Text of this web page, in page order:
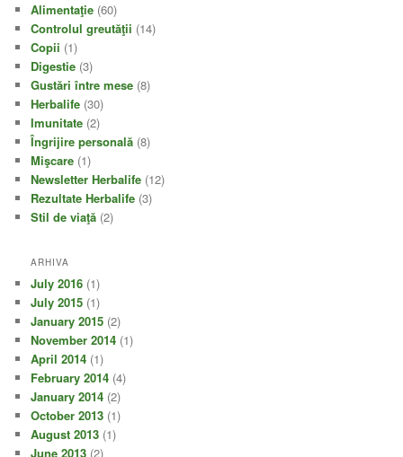
Alimentaţie (60)
Controlul greutăţii (14)
Copii (1)
Digestie (3)
Gustări între mese (8)
Herbalife (30)
Imunitate (2)
Îngrijire personală (8)
Mişcare (1)
Newsletter Herbalife (12)
Rezultate Herbalife (3)
Stil de viaţă (2)
ARHIVA
July 2016 (1)
July 2015 (1)
January 2015 (2)
November 2014 (1)
April 2014 (1)
February 2014 (4)
January 2014 (2)
October 2013 (1)
August 2013 (1)
June 2013 (2)